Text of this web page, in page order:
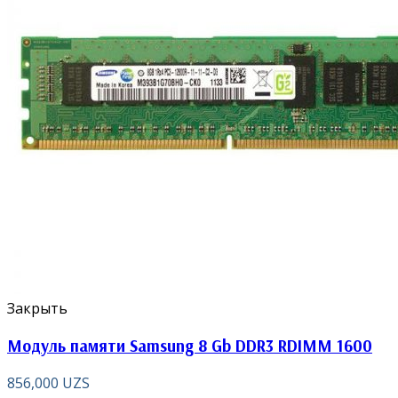
Закрыть
Модуль памяти Samsung 8 Gb DDR3 RDIMM 1600
856,000 UZS